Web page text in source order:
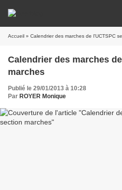
Accueil » Calendrier des marches de l'UCTSPC
Calendrier des marches
marches
Publié le 29/01/2013 à 10:28
Par ROYER Monique